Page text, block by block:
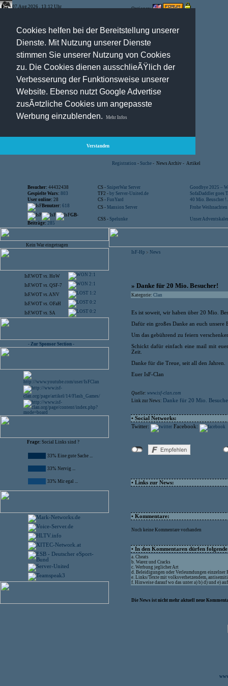
Cookies helfen bei der Bereitstellung unserer
Dienste. Mit Nutzung unserer Dienste
stimmen Sie unserer Nutzung von Cookies
zu. Die Cookies dienen ausschlieÃŸlich der
Verbesserung der Funktionsweise unserer
Website. Ebenso nutzt Google Advertise
zusÃ¤tzliche Cookies um angepasste
Werbung einzublenden.
Mehr Infos
Verstanden
07.Aug.2026 , 13:12 Uhr Optionen:
Registration - Suche - News Archiv - Artikel
Besucher: 44432438 CS - SniperWar Server
Goodbye 2025 –
Gespielte Wars: 803 TF2 - by Server-United.de
SofaDaddler goes
User online: 28 CS - FunYard
40 Mio. Beuscher
Benutzer: 618 CS - Mansion Server
Frohe
GB-
Beiträge: 285
CSS - Spelunke Unser
Kein War eingetragen
IsF.WOT vs. HoW 2:1
IsF.WOT vs. QSF-7 2:1
IsF.WOT vs.ANV 1:2
IsF.WOT vs. OFaH 0:2
IsF.WOT vs. SA 0:2
- Zur Sponsor Section -
Frage: Social Links sind ?
33% Eine gute Sache ...
33% Nervig ...
33% Mir egal ...
IsF-Hp > News
» Danke für 20 Mio. Besucher!
Kategorie: Clan
Es ist soweit, wir haben über 20 Mio.
Dafür ein großes Danke an euch unsere
Um das gebührend zu feiern
Schickt dafür einfach eine mail mit
Zeit.
Danke für die Treue, seit all den Jahren.
Euer IsF-Clan
Quelle: www.isf-clan.com
Link zur News: Danke für 20 Mio.
• Social Networks:
Twitter:
Facebook:
• Links zur News:
• Kommentare:
Noch keine Kommentare vorhanden
• In den Kommentaren dürfen
a. Cheats
b. Warez und Cracks
c. Werbung jeglicher Art
d. Beleidigungen oder Verleumdungen einzelner
e. Links/Texte mit volksverhetzendem,
f. Hinweise darauf wo das unter a) b) d) und e)
Die News ist nicht mehr aktuell neue